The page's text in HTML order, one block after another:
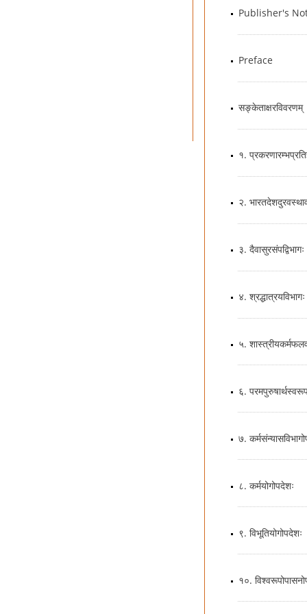
Publisher's
Preface
सङ्केताक्षरविवरणम्
१.
२.
३. दैवासुरसंपद्विभागः
४. श्रद्धात्रयविभागः
५.
६.
७.
८. कर्मयोगोपदेशः
९. विभूतियोगोपदेशः
१०.